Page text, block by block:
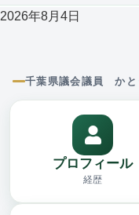
2026年8月4日
千葉県議会議員 かと
プロフィール
経歴